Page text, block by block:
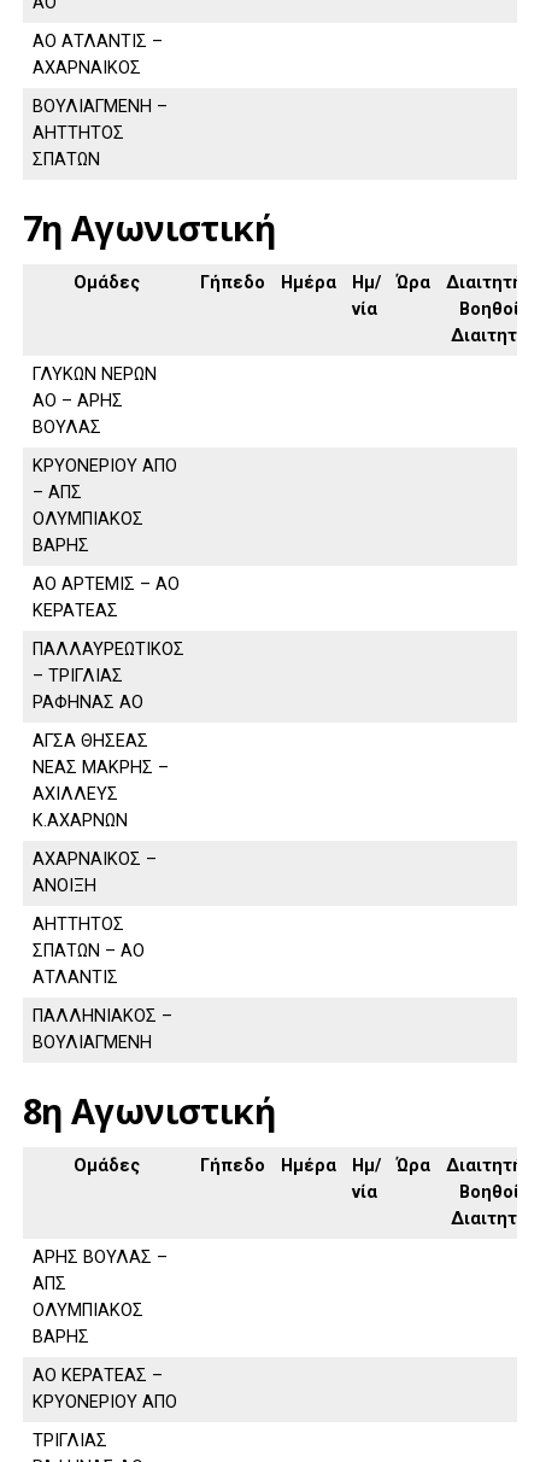
ΑΟ ΑΤΛΑΝΤΙΣ –
ΑΧΑΡΝΑΙΚΟΣ
ΒΟΥΛΙΑΓΜΕΝΗ –
ΑΗΤΤΗΤΟΣ
ΣΠΑΤΩΝ
7η Αγωνιστική
Ομάδες Γήπεδο Ημέρα
Ημ/
νία
Ώρα
Διαιτητής,
Βοηθοί
Διαιτητή
ΓΛΥΚΩΝ ΝΕΡΩΝ
ΑΟ – ΑΡΗΣ
ΒΟΥΛΑΣ
ΚΡΥΟΝΕΡΙΟΥ ΑΠΟ
– ΑΠΣ
ΟΛΥΜΠΙΑΚΟΣ
ΒΑΡΗΣ
ΑΟ ΑΡΤΕΜΙΣ – ΑΟ
ΚΕΡΑΤΕΑΣ
ΠΑΛΛΑΥΡΕΩΤΙΚΟΣ
– ΤΡΙΓΛΙΑΣ
ΡΑΦΗΝΑΣ ΑΟ
ΑΓΣΑ ΘΗΣΕΑΣ
ΝΕΑΣ ΜΑΚΡΗΣ –
ΑΧΙΛΛΕΥΣ
Κ.ΑΧΑΡΝΩΝ
ΑΧΑΡΝΑΙΚΟΣ –
ΑΝΟΙΞΗ
ΑΗΤΤΗΤΟΣ
ΣΠΑΤΩΝ – ΑΟ
ΑΤΛΑΝΤΙΣ
ΠΑΛΛΗΝΙΑΚΟΣ –
ΒΟΥΛΙΑΓΜΕΝΗ
8η Αγωνιστική
Ομάδες Γήπεδο Ημέρα
Ημ/
νία
Ώρα
Διαιτητής,
Βοηθοί
Διαιτητή
ΑΡΗΣ ΒΟΥΛΑΣ –
ΑΠΣ
ΟΛΥΜΠΙΑΚΟΣ
ΒΑΡΗΣ
ΑΟ ΚΕΡΑΤΕΑΣ –
ΚΡΥΟΝΕΡΙΟΥ ΑΠΟ
ΤΡΙΓΛΙΑΣ